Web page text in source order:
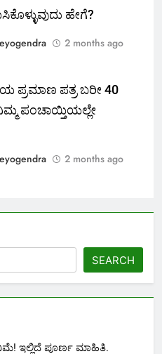
ಹೇಗೆ?
2 months ago
ಪ್ರಮಾಣ ಪತ್ರ ಬರೀ 40
ಪಂಚಾಯ್ತಿಯಲ್ಲೇ
2 months ago
SEARCH
ವಿಮೆ! ಇಲ್ಲಿದೆ ಪೂರ್ಣ ಮಾಹಿತಿ.